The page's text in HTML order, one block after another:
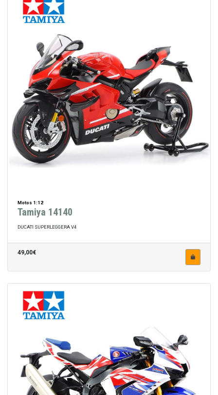
Motos 1:12
Tamiya 14140
DUCATI SUPERLEGGERA V4
49,00€